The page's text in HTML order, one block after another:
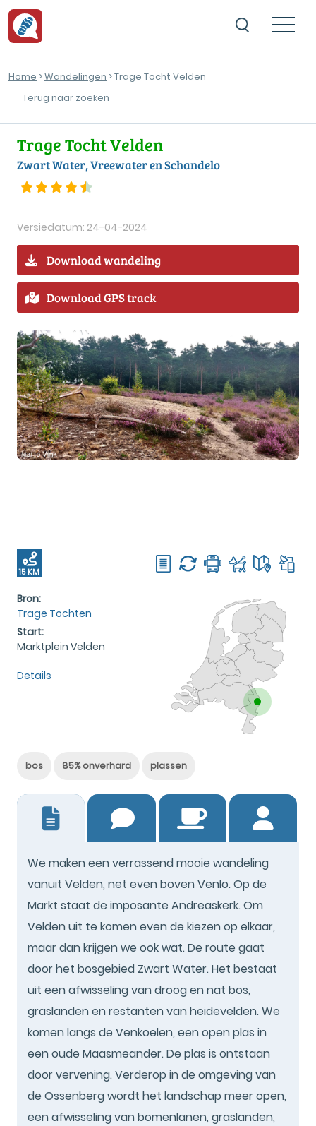
Home >Wandelingen > Trage Tocht Velden
Terug naar zoeken
Trage Tocht Velden
Zwart Water, Vreewater en Schandelo
Versiedatum: 24-04-2024
Download wandeling
Download GPS track
15 KM
Bron:
Trage Tochten
Start:
Marktplein Velden
Details
bos 85% onverhard plassen
We maken een verrassend mooie wandeling
vanuit Velden, net even boven Venlo. Op de
Markt staat de imposante Andreaskerk. Om
Velden uit te komen even de kiezen op elkaar,
maar dan krijgen we ook wat. De route gaat
door het bosgebied Zwart Water. Het bestaat
uit een afwisseling van droog en nat bos,
graslanden en restanten van heidevelden. We
komen langs de Venkoelen, een open plas in
een oude Maasmeander. De plas is ontstaan
door vervening. Verderop in de omgeving van
de Ossenberg wordt het landschap meer open,
een afwisseling van bomenlanen, graslanden,